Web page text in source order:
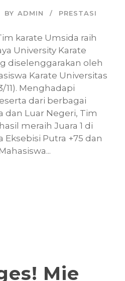
BY ADMIN PRESTASI
karate Umsida raih
University Karate
diselenggarakan oleh
Karate Universitas
11). Menghadapi
dari berbagai
dan Luar Negeri, Tim
meraih Juara 1 di
Eksebisi Putra +75 dan
Mie